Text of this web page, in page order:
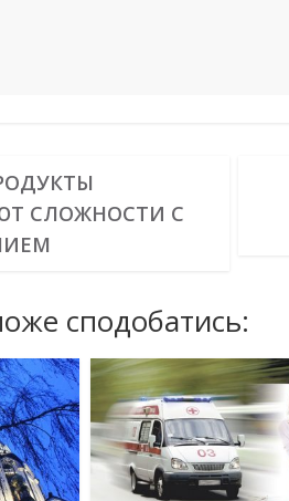
СЛОЖНОСТИ С
сподобатись: